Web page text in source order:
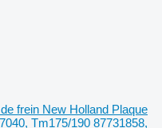
frein New Holland Plaque
Tm175/190 87731858,